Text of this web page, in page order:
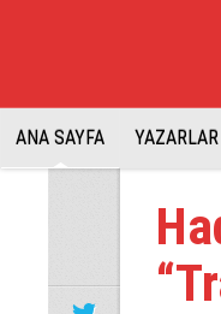
ANA SAYFA YAZARLAR